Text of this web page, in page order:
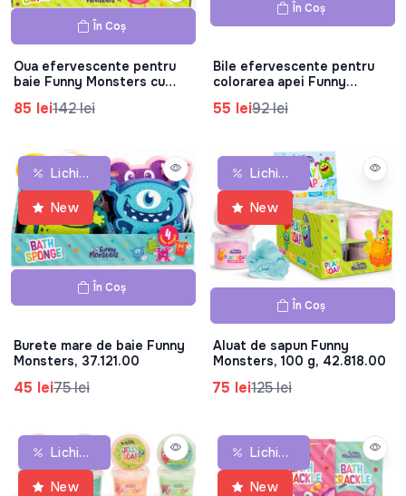
În Coș
Oua efervescente pentru
baie Funny Monsters cu
85 lei142 lei
În Coș
Bile efervescente pentru
colorarea apei Funny
55 lei92 lei
Lichidare De Stoc
New
În Coș
Burete mare de baie Funny
Monsters, 37.121.00
45 lei75 lei
Lichidare De Stoc
New
În Coș
Aluat de sapun Funny
Monsters, 100 g, 42.818.00
75 lei125 lei
Lichidare De Stoc
New
Lichidare De Stoc
New